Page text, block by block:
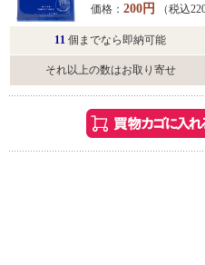
価格： 200円 （税込
11 個までなら即納可能
それ以上の数はお取り寄せ